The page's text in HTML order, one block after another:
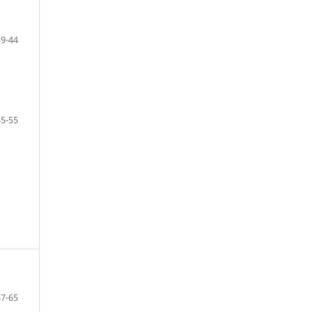
44
55
65